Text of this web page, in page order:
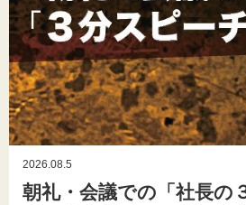
2026.08.5
朝礼・会議での「社長の